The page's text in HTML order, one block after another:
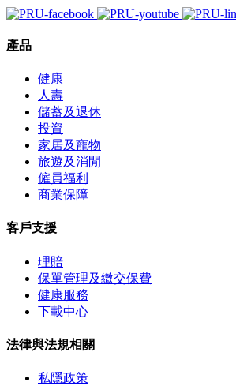
產品
健康
人壽
儲蓄及退休
投資
家居及寵物
旅遊及消閒
僱員福利
商業保障
客戶支援
理賠
保單管理及繳交保費
健康服務
下載中心
法律與法規相關
私隱政策